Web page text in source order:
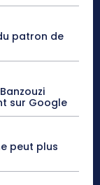
patron de
sur Google
peut plus